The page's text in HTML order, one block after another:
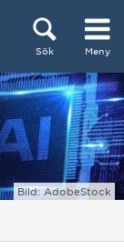
Sök Meny
Bild: AdobeStock